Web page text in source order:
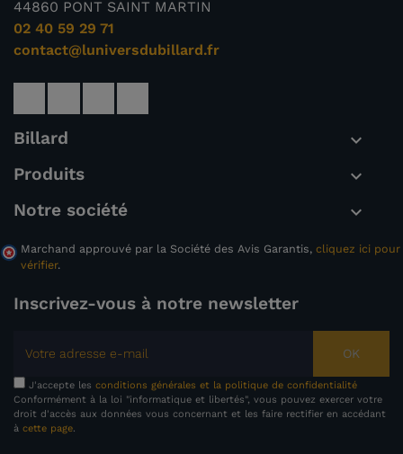
44860 PONT SAINT MARTIN
02 40 59 29 71
contact@luniversdubillard.fr
Billard 
Produits 
Notre société 
Marchand approuvé par la Société des Avis Garantis, cliquez ici pour
vérifier.
Inscrivez-vous à notre newsletter
OK
J'accepte les conditions générales et la politique de confidentialité
Conformément à la loi "informatique et libertés", vous pouvez exercer votre
droit d'accès aux données vous concernant et les faire rectifier en accédant
à cette page.